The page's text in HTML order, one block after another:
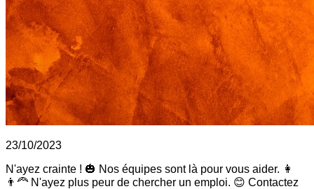
23/10/2023
N'ayez crainte ! 🎃 Nos équipes sont là pour vous aider. 👩
👨‍🦰 N'ayez plus peur de chercher un emploi. 😊 Contactez